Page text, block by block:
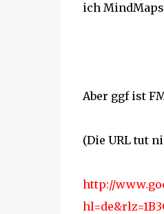
ich
Aber ggf ist
(Die URL tut
http://